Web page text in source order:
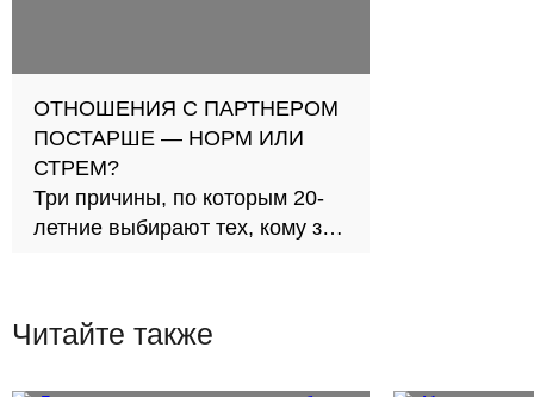
ОТНОШЕНИЯ С ПАРТНЕРОМ
ПОСТАРШЕ — НОРМ ИЛИ
СТРЕМ?
Три причины, по которым 20-
летние выбирают тех, кому за
Читайте также